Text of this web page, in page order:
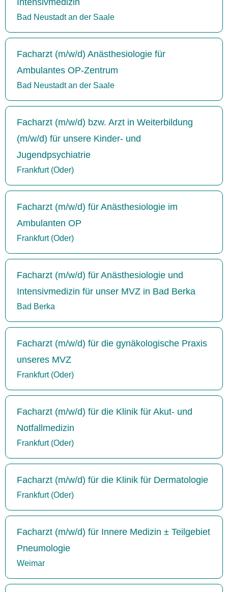
Bad Neustadt an der Saale
Facharzt (m/w/d) Anästhesiologie für
Ambulantes OP-Zentrum
Bad Neustadt an der Saale
Facharzt (m/w/d) bzw. Arzt in Weiterbildung
(m/w/d) für unsere Kinder- und
Jugendpsychiatrie
Frankfurt (Oder)
Facharzt (m/w/d) für Anästhesiologie im
Ambulanten OP
Frankfurt (Oder)
Facharzt (m/w/d) für Anästhesiologie und
Intensivmedizin für unser MVZ in Bad Berka
Bad Berka
Facharzt (m/w/d) für die gynäkologische Praxis
unseres MVZ
Frankfurt (Oder)
Facharzt (m/w/d) für die Klinik für Akut- und
Notfallmedizin
Frankfurt (Oder)
Facharzt (m/w/d) für die Klinik für Dermatologie
Frankfurt (Oder)
Facharzt (m/w/d) für Innere Medizin ± Teilgebiet
Pneumologie
Weimar